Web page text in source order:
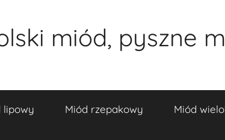
miód, pyszne
lipowy Miód rzepakowy Miód